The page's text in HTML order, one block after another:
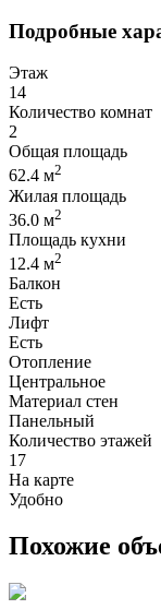
Подробные
Этаж
14
Количество комнат
2
Общая площадь
62.4 м2
Жилая площадь
36.0 м2
Площадь кухни
12.4 м2
Балкон
Есть
Лифт
Есть
Отопление
Центральное
Материал стен
Панельный
Количество этажей
17
На карте
Удобно
Похожие